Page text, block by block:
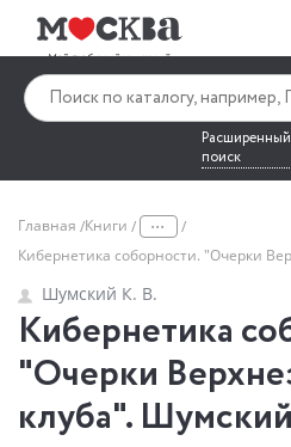
Расширенный
поиск
Главная Книги ...
Кибернетика соборности. "Очерки
Шумский К. В.
Кибернетика
"Очерки
клуба".